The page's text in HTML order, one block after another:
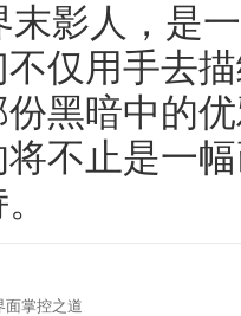
末影人，是
仅用手去
黑暗中的
不止是一
面掌控之道